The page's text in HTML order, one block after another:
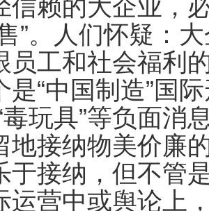
信赖的大企业，
”。人们怀疑：
员工和社会福利
中国制造”国际
毒玩具”等负面
地接纳物美价廉
于接纳，但不管
运营中或舆论上